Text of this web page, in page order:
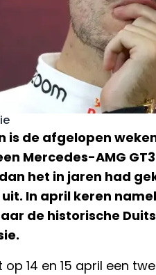
is de afgelopen
Mercedes-AMG
het in jaren had
In april keren
de historische
op 14 en 15 april een